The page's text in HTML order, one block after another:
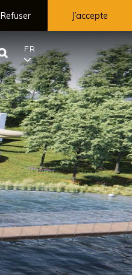
Refuser J’accepte
RECHERCHE
FR